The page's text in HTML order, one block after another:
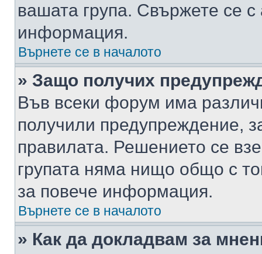
вашата група. Свържете се
информация.
Върнете се в началото
» Защо получих
Във всеки форум има
получили предупреждение,
правилата. Решението се
групата няма нищо общо с
за повече информация.
Върнете се в началото
» Как да докладвам за